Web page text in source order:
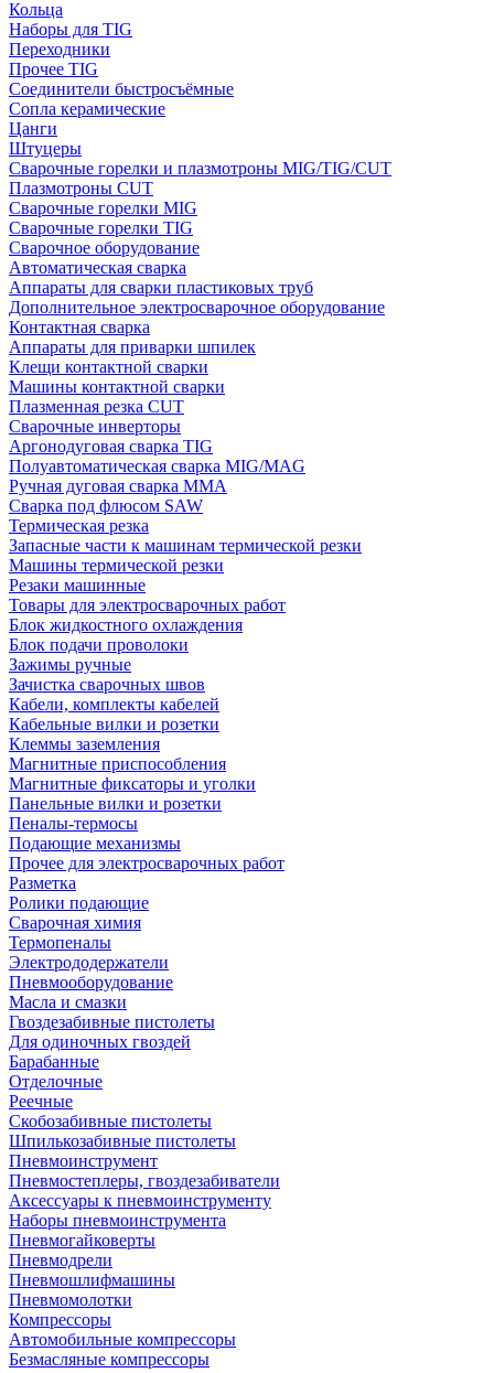
Кольца
Наборы для TIG
Переходники
Прочее TIG
Соединители быстросъёмные
Сопла керамические
Цанги
Штуцеры
Сварочные горелки и плазмотроны MIG/TIG/CUT
Плазмотроны CUT
Сварочные горелки MIG
Сварочные горелки TIG
Сварочное оборудование
Автоматическая сварка
Аппараты для сварки пластиковых труб
Дополнительное электросварочное оборудование
Контактная сварка
Аппараты для приварки шпилек
Клещи контактной сварки
Машины контактной сварки
Плазменная резка CUT
Сварочные инверторы
Аргонодуговая сварка TIG
Полуавтоматическая сварка MIG/MAG
Ручная дуговая сварка MMA
Сварка под флюсом SAW
Термическая резка
Запасные части к машинам термической резки
Машины термической резки
Резаки машинные
Товары для электросварочных работ
Блок жидкостного охлаждения
Блок подачи проволоки
Зажимы ручные
Зачистка сварочных швов
Кабели, комплекты кабелей
Кабельные вилки и розетки
Клеммы заземления
Магнитные приспособления
Магнитные фиксаторы и уголки
Панельные вилки и розетки
Пеналы-термосы
Подающие механизмы
Прочее для электросварочных работ
Разметка
Ролики подающие
Сварочная химия
Термопеналы
Электрододержатели
Пневмооборудование
Масла и смазки
Гвоздезабивные пистолеты
Для одиночных гвоздей
Барабанные
Отделочные
Реечные
Скобозабивные пистолеты
Шпилькозабивные пистолеты
Пневмоинструмент
Пневмостеплеры, гвоздезабиватели
Аксессуары к пневмоинструменту
Наборы пневмоинструмента
Пневмогайковерты
Пневмодрели
Пневмошлифмашины
Пневмомолотки
Компрессоры
Автомобильные компрессоры
Безмасляные компрессоры